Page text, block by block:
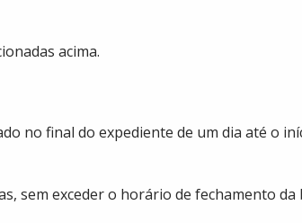
acima.
no final do expediente de um dia até o
sem exceder o horário de fechamento da